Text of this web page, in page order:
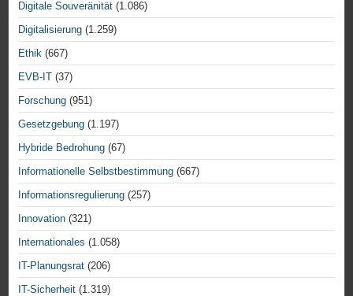
Digitale Souveränität (1.086)
Digitalisierung (1.259)
Ethik (667)
EVB-IT (37)
Forschung (951)
Gesetzgebung (1.197)
Hybride Bedrohung (67)
Informationelle Selbstbestimmung (667)
Informationsregulierung (257)
Innovation (321)
Internationales (1.058)
IT-Planungsrat (206)
IT-Sicherheit (1.319)